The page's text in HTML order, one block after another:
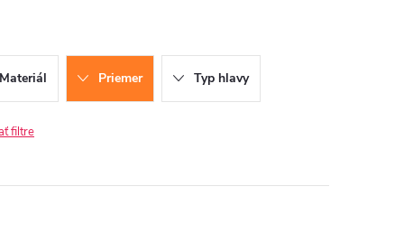
Materiál Priemer Typ hlavy
filtre